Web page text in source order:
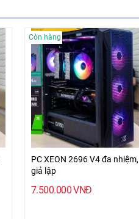
PC XEON 2696 V4 đa nhiệm,
giả lập
Còn hàng
7.500.000VNĐ